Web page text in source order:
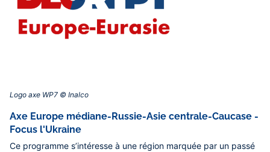
Logo axe WP7 © Inalco‎
Axe Europe médiane-Russie-Asie centrale-Caucase -
Focus l'Ukraine
Ce programme s’intéresse à une région marquée par un passé